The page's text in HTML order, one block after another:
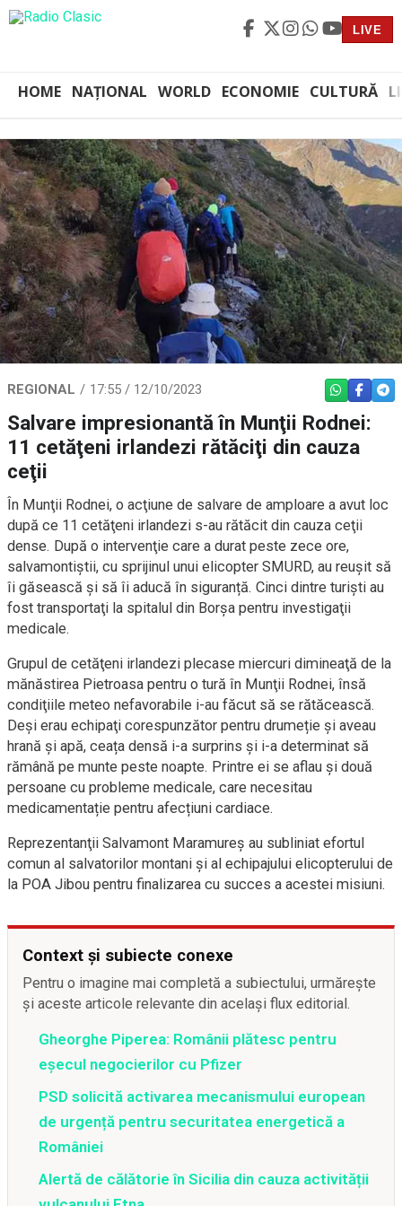
LIVE
HOME NAȚIONAL WORLD ECONOMIE CULTURĂ
REGIONAL 17:55 / 12/10/2023 WHATSAPP
Salvare impresionantă în Munţii Rodnei:
11 cetăţeni irlandezi rătăciţi din cauza
ceţii
În Munţii Rodnei, o acţiune de salvare de amploare a avut loc
după ce 11 cetăţeni irlandezi s-au rătăcit din cauza ceţii
dense. După o intervenţie care a durat peste zece ore,
salvamontiştii, cu sprijinul unui elicopter SMURD, au reuşit să
îi găsească și să îi aducă în siguranță. Cinci dintre turiști au
fost transportaţi la spitalul din Borşa pentru investigaţii
medicale.
Grupul de cetăţeni irlandezi plecase miercuri dimineaţă de la
mănăstirea Pietroasa pentru o tură în Munţii Rodnei, însă
condiţiile meteo nefavorabile i-au făcut să se rătăcească.
Deși erau echipaţi corespunzător pentru drumeție și aveau
hrană și apă, ceața densă i-a surprins și i-a determinat să
rămână pe munte peste noapte. Printre ei se aflau și două
persoane cu probleme medicale, care necesitau
medicamentație pentru afecțiuni cardiace.
Reprezentanţii Salvamont Maramureş au subliniat efortul
comun al salvatorilor montani și al echipajului elicopterului de
la POA Jibou pentru finalizarea cu succes a acestei misiuni.
Context și subiecte conexe
Pentru o imagine mai completă a subiectului, urmărește
și aceste articole relevante din același flux editorial.
Gheorghe Piperea: Românii plătesc pentru
eșecul negocierilor cu Pfizer
PSD solicită activarea mecanismului european
de urgență pentru securitatea energetică a
României
Alertă de călătorie în Sicilia din cauza activității